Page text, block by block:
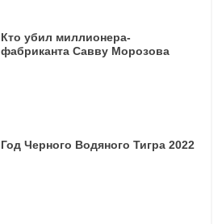
Кто убил миллионера-
фабриканта Савву Морозова
Год Черного Водяного Тигра 2022